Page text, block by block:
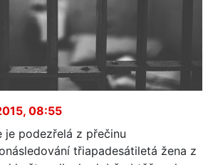
08:55
je podezřelá z přečinu
třiapadesátiletá žena z